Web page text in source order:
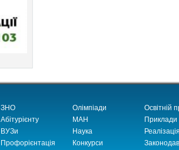
ЗНО
Абітурієнту
ВУЗи
Профорієнтація
Олімпіади
МАН
Наука
Конкурси
Освітній
Приклади